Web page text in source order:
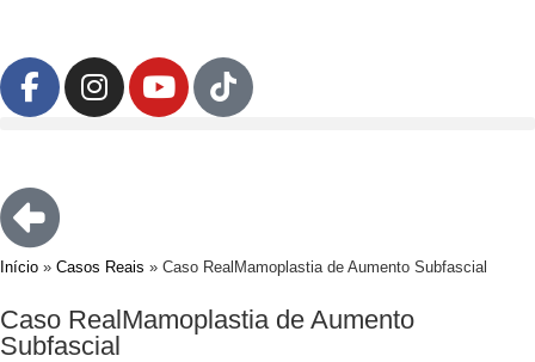
Início » Casos Reais » Caso RealMamoplastia de Aumento Subfascial
Caso RealMamoplastia de Aumento
Subfascial